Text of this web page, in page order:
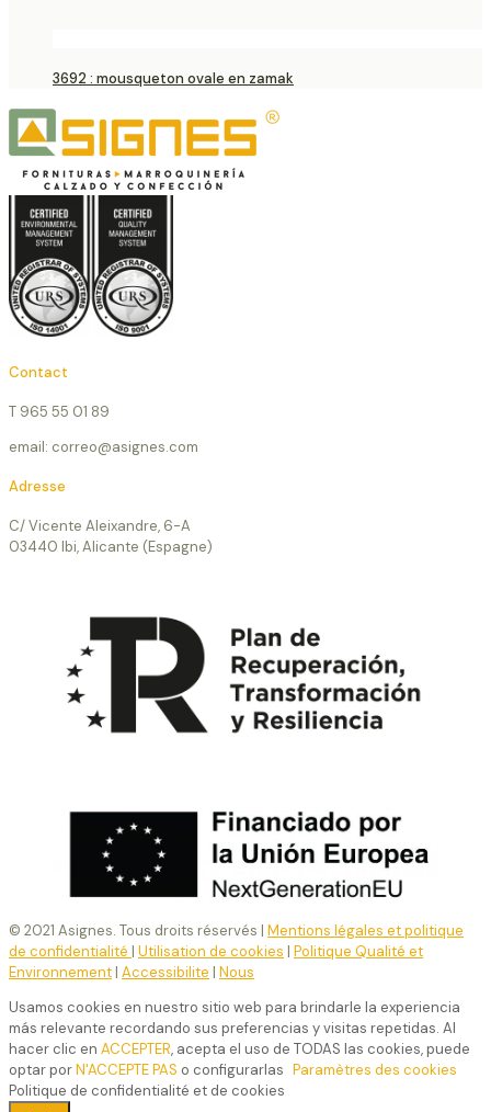
3692 : mousqueton ovale en zamak
Contact
T 965 55 01 89
email: correo@asignes.com
Adresse
C/ Vicente Aleixandre, 6-A
03440 Ibi, Alicante (Espagne)
© 2021 Asignes. Tous droits réservés | Mentions légales et politique
de confidentialité | Utilisation de cookies | Politique Qualité et
Environnement| Accessibilite | Nous
Usamos cookies en nuestro sitio web para brindarle la experiencia
más relevante recordando sus preferencias y visitas repetidas. Al
hacer clic en ACCEPTER, acepta el uso de TODAS las cookies, puede
optar porN'ACCEPTE PAS o configurarlas Paramètres des cookies
Politique de confidentialité et de cookies